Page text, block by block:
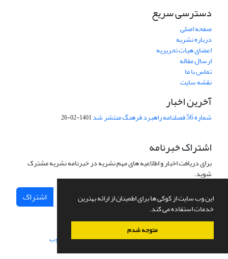
این وب سایت از کوکی ها برای اطمینان از ارائه بهترین
خدمات استفاده می کند.
متوجه شدم
دسترسی سریع
صفحه اصلی
درباره نشریه
اعضای هیات تحریریه
ارسال مقاله
تماس با ما
نقشه سایت
آخرین اخبار
شماره 56 فصلنامه راهبرد فرهنگ منتشر شد 1401-02-26
اشتراک خبرنامه
برای دریافت اخبار و اطلاعیه های مهم نشریه در خبرنامه نشریه مشترک
شوید.
اشتراک
سامانه مدیریت نشریات علمی.طراحی و پیاده سازی از سیناوب